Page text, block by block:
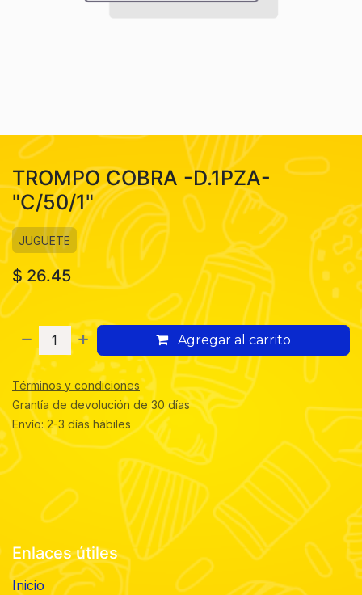
TROMPO COBRA -D.1PZA-
"C/50/1"
JUGUETE
$26.45
Agregar al carrito
Términos y condiciones
Grantía de devolución de 30 días
Envío: 2-3 días hábiles
Enlaces útiles
Inicio